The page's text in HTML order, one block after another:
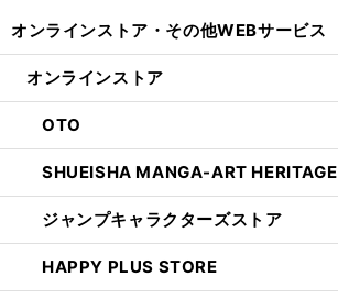
オンラインストア・ その他WEBサービス
オンラインストア
OTO
SHUEISHA MANGA-ART HERITAGE
ジャンプキャラクターズストア
HAPPY PLUS STORE